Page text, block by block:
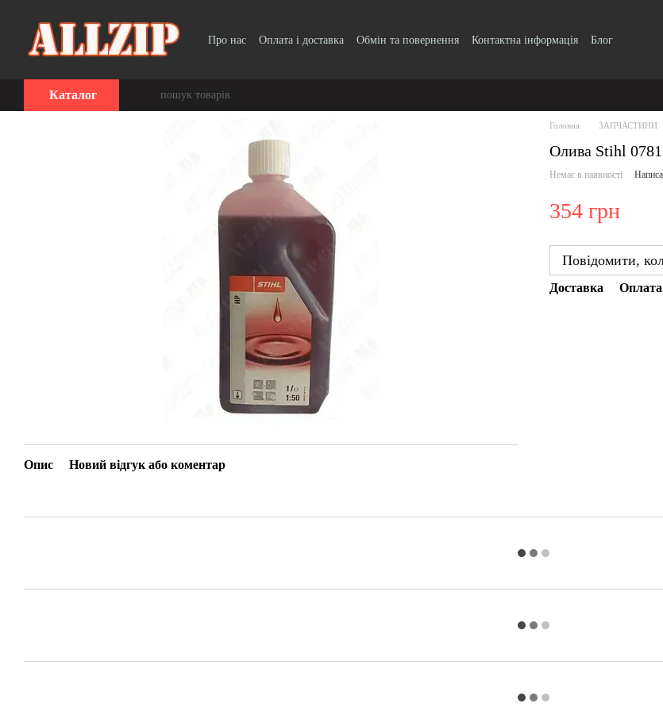
Про нас Оплата і доставка Обмін та повернення Контактна інформація Блог
Каталог
Опис Новий відгук або коментар
Головна ЗАПЧАСТИНИ
Олива Stihl
Немає в наявності
354 грн
Повідомити,
Доставка Оплата